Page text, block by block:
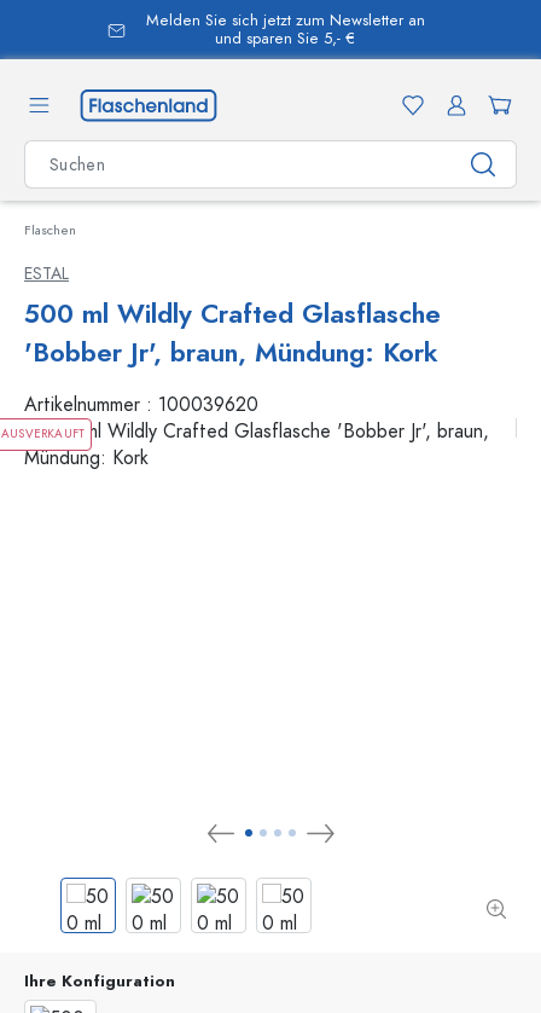
springen
Melden Sie sich jetzt zum Newsletter an
und sparen Sie 5,- €
Flaschen
ESTAL
500 ml Wildly Crafted Glasflasche
'Bobber Jr', braun, Mündung: Kork
Artikelnummer : 100039620
AUSVERKAUFT
Ihre Konfiguration